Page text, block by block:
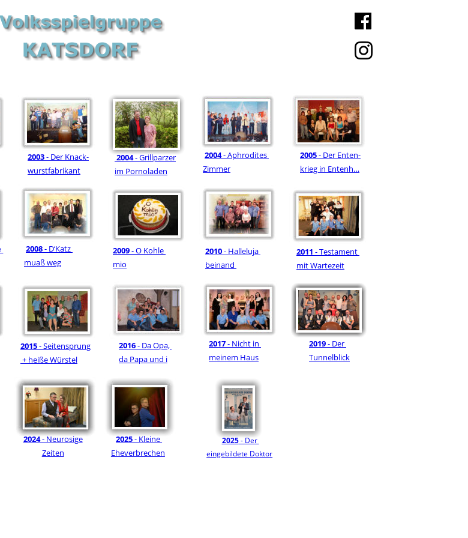
2003 - Der Knack-
wurstfabrikant
2004 - Aphrodites
Zimmer
2005 - Der Enten-
krieg in Entenh…
2008 - D‘Katz
muaß weg
2009 - O Kohle
mio
2010 - Halleluja
beinand
2011 - Testament
mit Wartezeit
2004 - Grillparzer
im Pornoladen
2015 - Seitensprung
+ heiße Würstel
2016 - Da Opa,
da Papa und i
2017 - Nicht in
meinem Haus
2019 - Der
Tunnelblick
2024 - Neurosige
Zeiten
2025 - Kleine
Eheverbrechen
2025 - Der
eingebildete Doktor